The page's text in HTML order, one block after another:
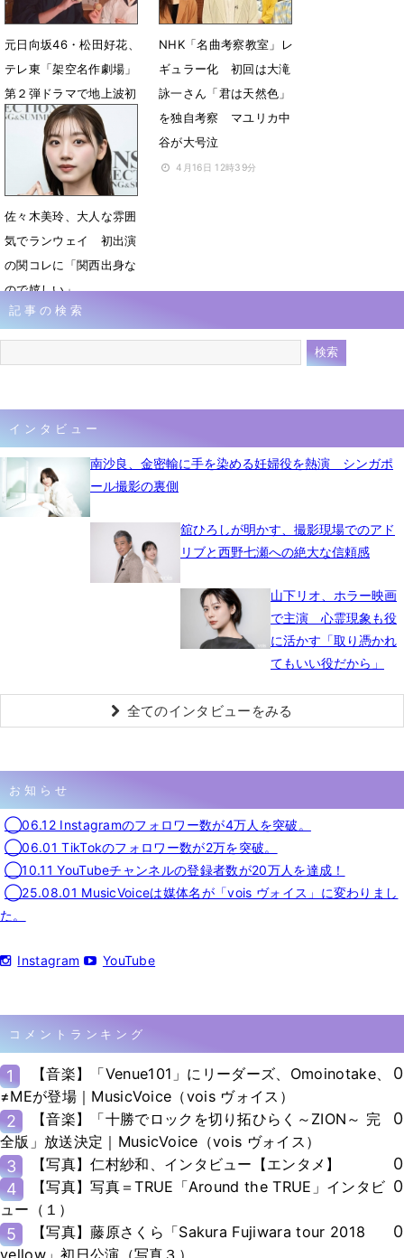
元日向坂46・松田好花、
テレ東「架空名作劇場」
第２弾ドラマで地上波初
主演
4月24日 12時00分
NHK「名曲考察教室」レ
ギュラー化 初回は大滝
詠一さん「君は天然色」
を独自考察 マユリカ中
谷が大号泣
4月16日 12時39分
佐々木美玲、大人な雰囲
気でランウェイ 初出演
の関コレに「関西出身な
ので嬉しい」
4月13日 06時50分
記事の検索
インタビュー
南沙良、金密輸に手を染める妊婦役を熱演 シンガポ
ール撮影の裏側
舘ひろしが明かす、撮影現場でのアド
リブと西野七瀬への絶大な信頼感
山下リオ、ホラー映画
で主演 心霊現象も役
に活かす「取り憑かれ
てもいい役だから」
全てのインタビューをみる
お知らせ
◯06.12 Instagramのフォロワー数が4万人を突破。
◯06.01 TikTokのフォロワー数が2万を突破。
◯10.11 YouTubeチャンネルの登録者数が20万人を達成！
◯25.08.01 MusicVoiceは媒体名が「vois ヴォイス」に変わりまし
た。
Instagram YouTube
コメントランキング
1
【音楽】「Venue101」にリーダーズ、Omoinotake、
≠MEが登場｜MusicVoice（vois ヴォイス）
0
2
【音楽】「十勝でロックを切り拓ひらく～ZION～ 完
全版」放送決定｜MusicVoice（vois ヴォイス）
0
3 【写真】仁村紗和、インタビュー【エンタメ】
0
4
【写真】写真＝TRUE「Around the TRUE」インタビ
ュー（１）
0
5
【写真】藤原さくら「Sakura Fujiwara tour 2018
0